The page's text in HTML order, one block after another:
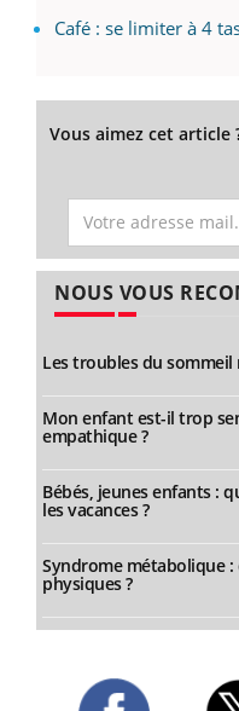
Café : se limiter à 4
Vous aimez cet article
NOUS VOUS
Les troubles du
Mon enfant est-il trop
empathique ?
Bébés, jeunes enfants :
les vacances ?
Syndrome métabolique :
physiques ?